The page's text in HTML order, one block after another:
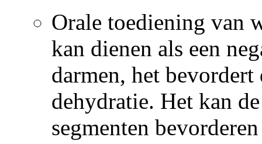
Orale toediening van
kan dienen als een
darmen, het
dehydratie. Het kan
segmenten